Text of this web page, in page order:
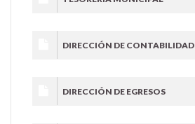
DIRECCIÓN DE CONTABILIDAD
DIRECCIÓN DE EGRESOS